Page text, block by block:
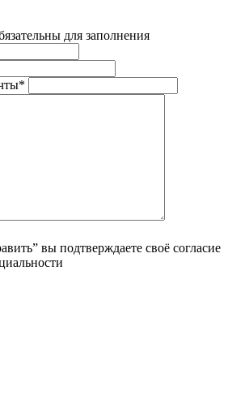
для заполнения
вы подтверждаете своё согласие